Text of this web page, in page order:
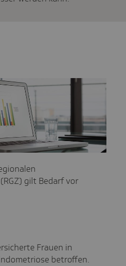
gilt Bedarf vor
Frauen in
betroffen.